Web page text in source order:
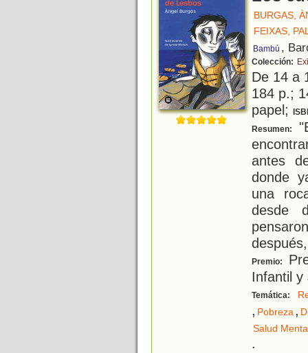
BURGAS,
FEIXAS,
Bambú ,
Colección:
De 14 a
184 p.;
papel;
Resumen:
antes
donde
una
desde
Premio:
Infantil y
Temática:
, Pobreza,
Salud
.